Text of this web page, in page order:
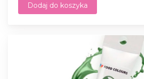
Dodaj do koszyka